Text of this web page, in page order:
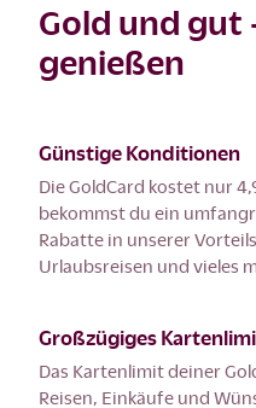
Gold und gut
genießen
Günstige Konditionen
Die GoldCard kostet nur
bekommst du ein
Rabatte in unserer
Urlaubsreisen und vieles
Großzügiges
Das Kartenlimit deiner
Reisen, Einkäufe und